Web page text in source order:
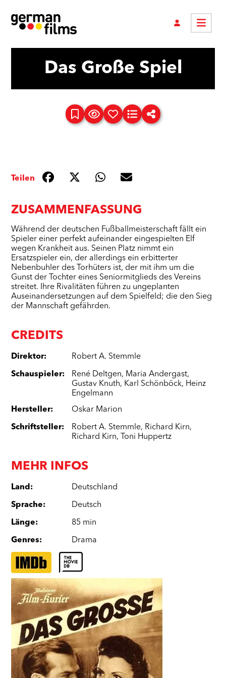
Das Große Spiel
ZUSAMMENFASSUNG
Während der deutschen Fußballmeisterschaft fällt ein
Spieler einer perfekt aufeinander eingespielten Elf
wegen Krankheit aus. Seinen Platz nimmt ein
Ersatzspieler ein, der allerdings ein erbitterter
Nebenbuhler des Torhüters ist, der mit ihm um die
Gunst der Tochter eines Seniormitglieds des Vereins
streitet. Ihre Rivalitäten führen zu ungeplanten
Auseinandersetzungen auf dem Spielfeld; die den Sieg
der Mannschaft gefährden.
CREDITS
Direktor: Robert A. Stemmle
Schauspieler: René Deltgen, Maria Andergast,
Gustav Knuth, Karl Schönböck, Heinz
Engelmann
Hersteller: Oskar Marion
Schriftsteller: Robert A. Stemmle, Richard Kirn,
Richard Kirn, Toni Huppertz
MEHR INFOS
Land: Deutschland
Sprache: Deutsch
Länge: 85 min
Genres: Drama
Teilen